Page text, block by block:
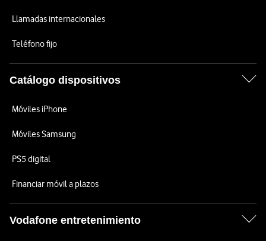
Llamadas internacionales
Teléfono fijo
Catálogo dispositivos
Móviles iPhone
Móviles Samsung
PS5 digital
Financiar móvil a plazos
Vodafone entretenimiento